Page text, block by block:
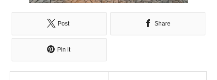
Post Share
Pin it